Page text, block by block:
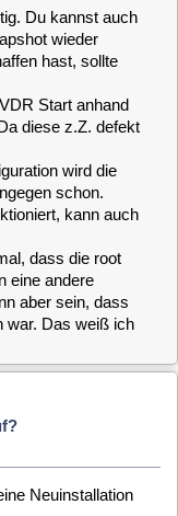
würde
auf
denn
auf
ist,
nur dann